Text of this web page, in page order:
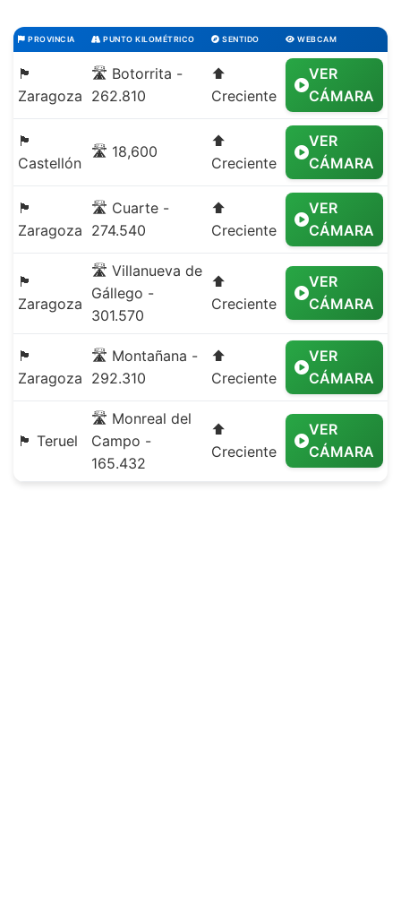
PROVINCIA PUNTO KILOMÉTRICO SENTIDO WEBCAM
🏴
Zaragoza
🛣️ Botorrita -
262.810
⬆️
Creciente
VER
CÁMARA
🏴
Castellón
🛣️ 18,600
⬆️
Creciente
VER
CÁMARA
🏴
Zaragoza
🛣️ Cuarte -
274.540
⬆️
Creciente
VER
CÁMARA
🏴
Zaragoza
🛣️ Villanueva de
Gállego -
301.570
⬆️
Creciente
VER
CÁMARA
🏴
Zaragoza
🛣️ Montañana -
292.310
⬆️
Creciente
VER
CÁMARA
🏴 Teruel
🛣️ Monreal del
Campo -
165.432
⬆️
Creciente
VER
CÁMARA